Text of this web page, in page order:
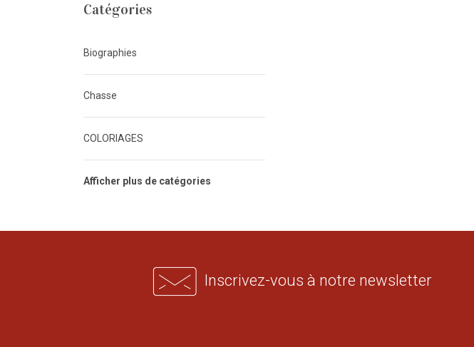
Catégories
Biographies
Chasse
COLORIAGES
Afficher plus de catégories
Inscrivez-vous à notre newsletter